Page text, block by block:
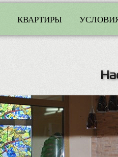
КВАРТИРЫ